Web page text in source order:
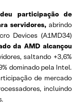
participação de
servidores,abrindo
Devices (A1MD34)
da AMD alcançou
saltando +3,6%
dominado pela Intel.
de mercado
incluindo